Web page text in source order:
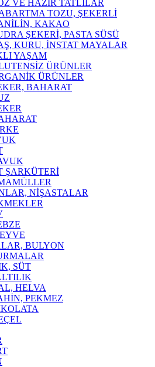
VE HAZIR TATLILAR
TOZU, ŞEKERLİ
KAKAO
ŞEKERİ, PASTA SÜSÜ
KURU, İNSTAT MAYALAR
YAŞAM
ÜRÜNLER
ÜRÜNLER
BAHARAT
ŞARKÜTERİ
NİŞASTALAR
BULYON
SÜT
HELVA
PEKMEZ